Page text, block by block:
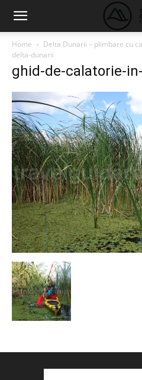
Home Delta Dunarii – plimbare cu
delta-dunarii
ghid-de-calatorie-